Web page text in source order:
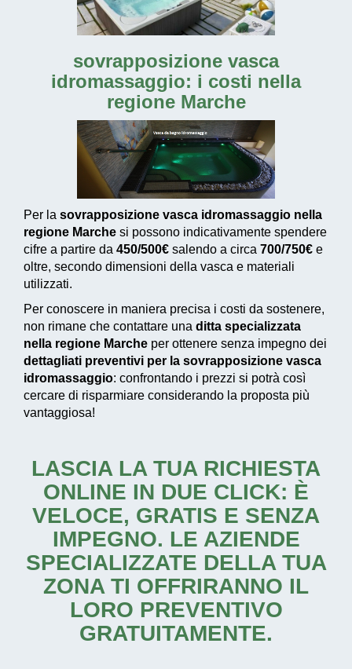
sovrapposizione vasca
idromassaggio: i costi nella
regione Marche
Per la sovrapposizione vasca idromassaggio nella
regione Marche si possono indicativamente spendere
cifre a partire da 450/500€ salendo a circa 700/750€ e
oltre, secondo dimensioni della vasca e materiali
utilizzati.
Per conoscere in maniera precisa i costi da sostenere,
non rimane che contattare una ditta specializzata
nella regione Marche per ottenere senza impegno dei
dettagliati preventivi per la sovrapposizione vasca
idromassaggio: confrontando i prezzi si potrà così
cercare di risparmiare considerando la proposta più
vantaggiosa!
LASCIA LA TUA RICHIESTA
ONLINE IN DUE CLICK: È
VELOCE, GRATIS E SENZA
IMPEGNO. LE AZIENDE
SPECIALIZZATE DELLA TUA
ZONA TI OFFRIRANNO IL
LORO PREVENTIVO
GRATUITAMENTE.